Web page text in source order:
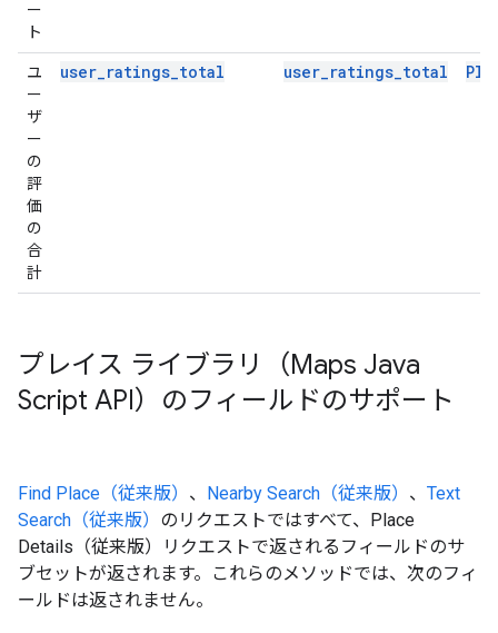
ー
ト
ユ
ー
ザ
ー
の
評
価
の
合
計
user_ratings_total user_ratings_total
プレイス ライブラリ（Maps Java
Script API）のフィールドのサポート
Find Place（従来版） 、 Nearby Search（従来版） 、 Text
Search（従来版） のリクエストではすべて、Place
Details（従来版）リクエストで返されるフィールドのサ
ブセットが返されます。これらのメソッドでは、次のフィ
ールドは返されません。